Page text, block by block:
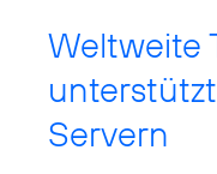
Weltweite
Servern